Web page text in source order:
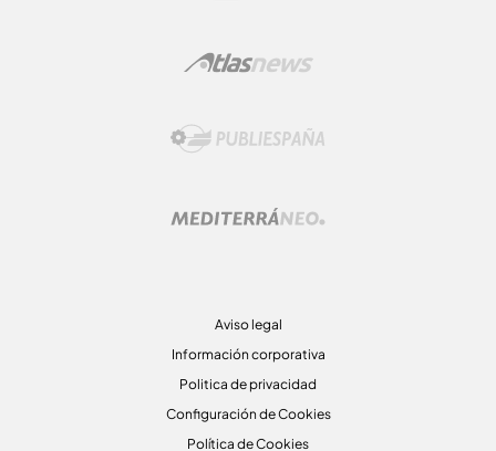
Aviso legal
Información corporativa
Politica de privacidad
Configuración de Cookies
Política de Cookies